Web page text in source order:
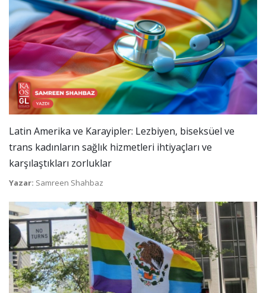
Latin Amerika ve Karayipler: Lezbiyen, biseksüel ve
trans kadınların sağlık hizmetleri ihtiyaçları ve
karşılaştıkları zorluklar
Yazar: Samreen Shahbaz